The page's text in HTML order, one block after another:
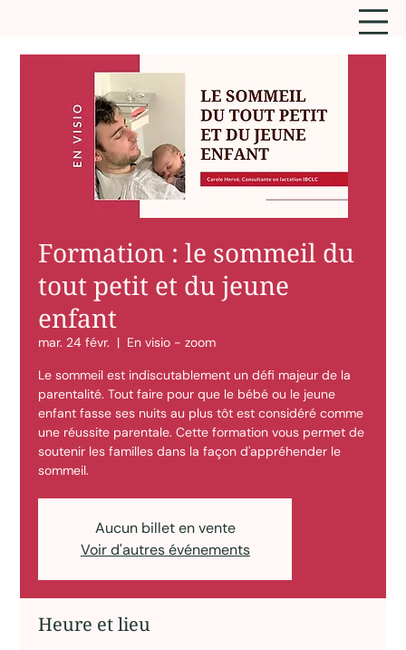
Formation : le sommeil du
tout petit et du jeune
enfant
mar. 24 févr.
  |
En visio - zoom
Le sommeil est indiscutablement un défi majeur de la
parentalité. Tout faire pour que le bébé ou le jeune
enfant fasse ses nuits au plus tôt est considéré comme
une réussite parentale. Cette formation vous permet de
soutenir les familles dans la façon d'appréhender le
sommeil.
Aucun billet en vente
Voir d'autres événements
Heure et lieu